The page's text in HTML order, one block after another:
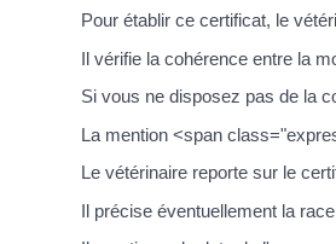
Pour établir ce certificat, le
Il vérifie la cohérence entre la
Si vous ne disposez pas de la
La mention <span
Le vétérinaire reporte sur le
Il précise éventuellement la